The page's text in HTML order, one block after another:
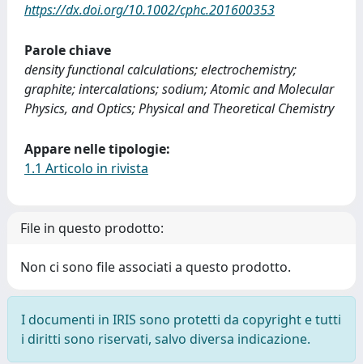
https://dx.doi.org/10.1002/cphc.201600353
Parole chiave
density functional calculations; electrochemistry;
graphite; intercalations; sodium; Atomic and Molecular
Physics, and Optics; Physical and Theoretical Chemistry
Appare nelle tipologie:
1.1 Articolo in rivista
File in questo prodotto:
Non ci sono file associati a questo prodotto.
I documenti in IRIS sono protetti da copyright e tutti
i diritti sono riservati, salvo diversa indicazione.